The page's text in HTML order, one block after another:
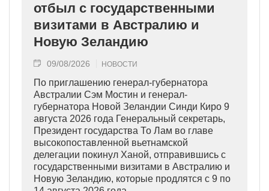
отбыл с государственными
визитами в Австралию и
Новую Зеландию
09/08/2026 НОВОСТИ
По приглашению генерал-губернатора
Австралии Сэм Мостин и генерал-
губернатора Новой Зеландии Синди Киро 9
августа 2026 года Генеральный секретарь,
Президент государства То Лам во главе
высокопоставленной вьетнамской
делегации покинул Ханой, отправившись с
государственными визитами в Австралию и
Новую Зеландию, которые продлятся с 9 по